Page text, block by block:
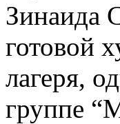
Зинаида
готовой
лагеря,
группе